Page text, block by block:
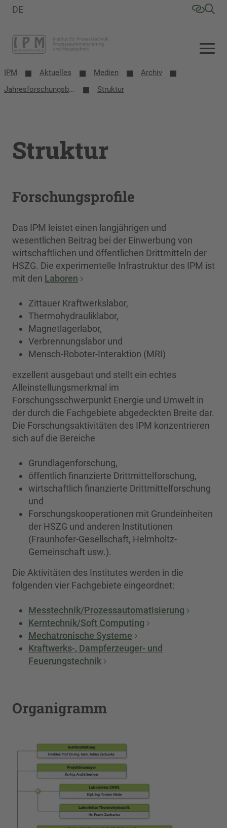
DE
IPM Aktuelles Medien
Archiv
Jahresforschungsbericht 2023
Struktur
Struktur
Forschungsprofile
Das IPM leistet einen langjährigen und
wesentlichen Beitrag bei der Einwerbung von
wirtschaftlichen und öffentlichen Drittmitteln der
HSZG. Die experimentelle Infrastruktur des IPM ist
mit den Laboren
Zittauer Kraftwerkslabor,
Thermohydrauliklabor,
Magnetlagerlabor,
Verbrennungslabor und
Mensch-Roboter-Interaktion (MRI)
exzellent ausgebaut und stellt ein echtes
Alleinstellungsmerkmal im
Forschungsschwerpunkt Energie und Umwelt in
der durch die Fachgebiete abgedeckten Breite dar.
Die Forschungsaktivitäten des IPM konzentrieren
sich auf die Bereiche
Grundlagenforschung,
öffentlich finanzierte Drittmittelforschung,
wirtschaftlich finanzierte Drittmittelforschung
und
Forschungskooperationen mit Grundeinheiten
der HSZG und anderen Institutionen
(Fraunhofer-Gesellschaft, Helmholtz-
Gemeinschaft usw.).
Die Aktivitäten des Institutes werden in die
folgenden vier Fachgebiete eingeordnet:
Messtechnik/Prozessautomatisierung
Kerntechnik/Soft Computing
Mechatronische Systeme
Kraftwerks-, Dampferzeuger- und
Feuerungstechnik
Organigramm